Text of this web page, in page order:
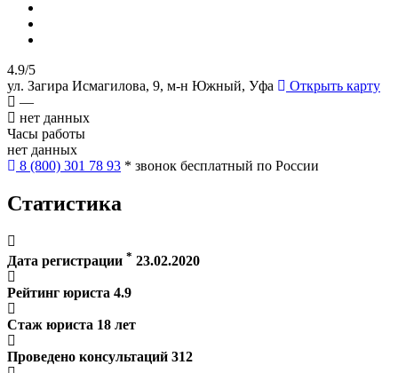
4.9/5
ул. Загира Исмагилова, 9, м-н Южный, Уфа
Открыть карту
—
нет данных
Часы работы
нет данных
8 (800) 301 78 93 * звонок бесплатный по России
Статистика
Дата регистрации * 23.02.2020
Рейтинг юриста 4.9
Стаж юриста 18 лет
Проведено консультаций 312